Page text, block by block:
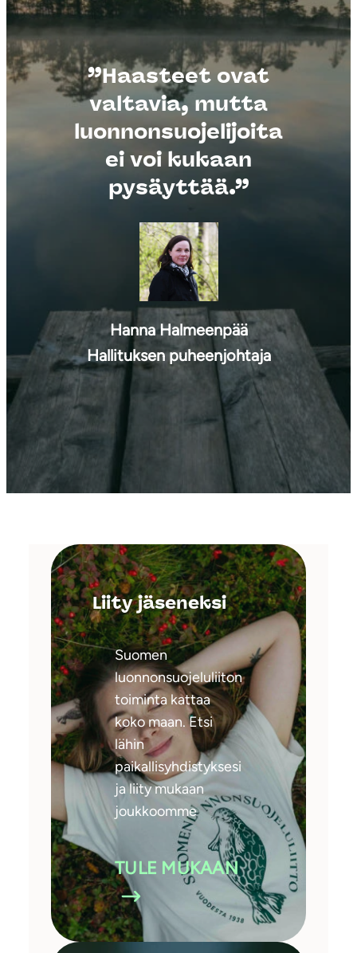
”Haasteet ovat
valtavia, mutta
luonnonsuojelijoita
ei voi kukaan
pysäyttää.”
Hanna Halmeenpää
Hallituksen puheenjohtaja
Liity jäseneksi
Suomen
luonnonsuojeluliiton
toiminta kattaa
koko maan. Etsi
lähin
paikallisyhdistyksesi
ja liity mukaan
joukkoomme
TULE MUKAAN